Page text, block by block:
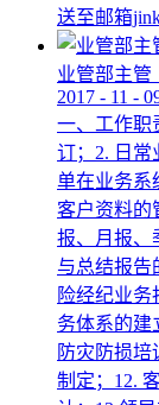
送至邮箱
业管部主管
2017 - 11 -
一、工作职
订；2. 日常
单在业务系
客户资料的
报、月报、
与总结报告
险经纪业
务体系的建
防灾防损
制定；12.